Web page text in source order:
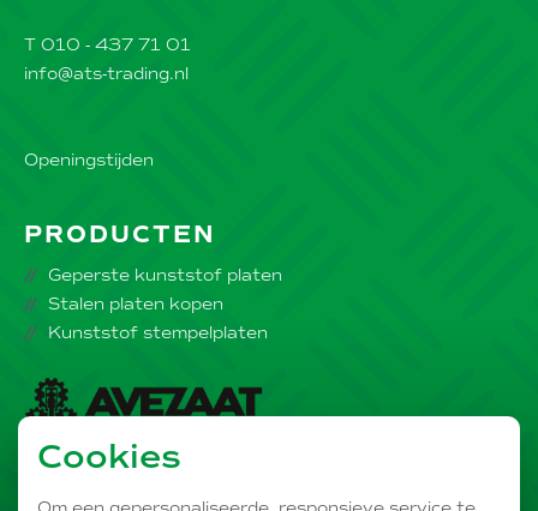
Cookies
T 010 - 437 71 01
info@ats-trading.nl
Openingstijden
PRODUCTEN
Geperste kunststof platen
Stalen platen kopen
Kunststof stempelplaten